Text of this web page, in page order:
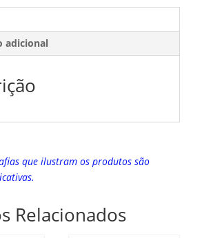
adicional
que ilustram os produtos são
Relacionados